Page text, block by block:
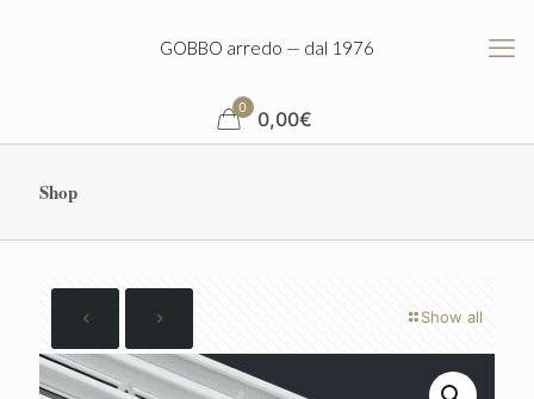
GOBBO arredo — dal 1976
0 0,00€
Shop
Show all